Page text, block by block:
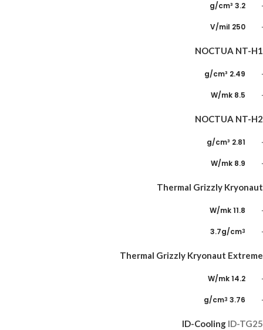
· 3.2 g/cm³
· 250 V/mil
NOCTUA NT-H1
· 2.49 g/cm³
· 8.5 W/mk
NOCTUA NT-H2
· 2.81 g/cm³
· 8.9 W/mk
Thermal Grizzly Kryonaut
· 11.8 W/mk
· 3.7g/cm
3
Thermal Grizzly Kryonaut Extreme
· 14.2 W/mk
· 3.76 g/cm
3
ID-Cooling ID-TG25